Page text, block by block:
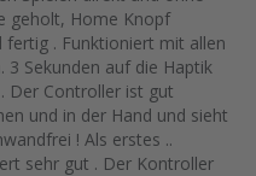
geholt, Home Knopf
fertig . Funktioniert mit allen
3 Sekunden auf die Haptik
Der Controller ist gut
und in der Hand und sieht
! Als erstes ..
sehr gut . Der Kontroller